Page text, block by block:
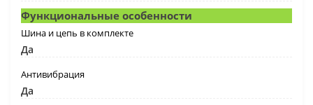
Функциональные особенности
Шина и цепь в комплекте
Да
Антивибрация
Да